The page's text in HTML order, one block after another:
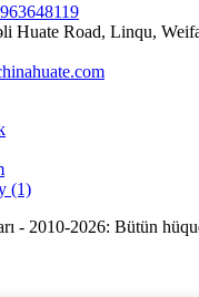
Huate Road, Linqu,
- 2010-2026: Bütün